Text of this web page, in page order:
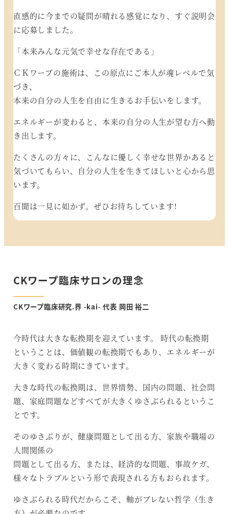
直感的に今までの疑問が晴れる感覚になり、すぐ説明会
に応募しました。
「本来みんな元気で幸せな存在である」
ＣＫワープの施術は、この原点にご本人が魂レベルで気
づき、
本来の自分の人生を自由に生きるお手伝いをします。
エネルギーが変わると、本来の自分の人生が望む方へ動
き出します。
たくさんの方々に、こんなに優しく幸せな世界かあると
気づいてもらい、自分の人生を生きてほしいと心から思
います。
百聞は一見に如かず。ぜひお待ちしています!
CKワープ臨床サロンの理念
CKワープ臨床研究.界 -kai- 代表 岡田 裕二
今時代は大きな転換期を迎えています。 時代の転換期
ということは、価値観の転換期でもあり、エネルギーが
大きく変わる時期にきています。
大きな時代の転換期は、世界情勢、国内の問題、社会問
題、家庭問題などすべてが大きくゆさぶられるというこ
とです。
そのゆさぶりが、健康問題として出る方、家族や職場の
人間関係の
問題として出る方、または、経済的な問題、事故ケガ、
様々なトラブルという形で表現される方もおられます。
ゆさぶられる時代だからこそ、軸がブレない哲学（生き